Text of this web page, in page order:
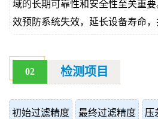
域的长期可靠性和安全性至关重
效预防系统失效，延长设备寿命，
02 检测项目
初始过滤精度 最终过滤精度 压
询